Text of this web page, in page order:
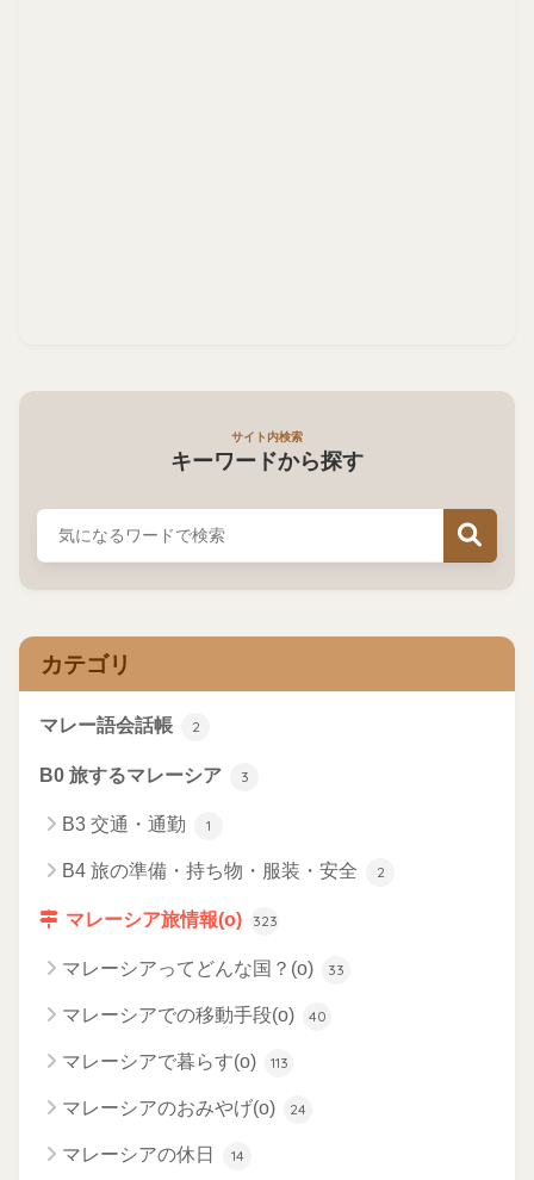
サイト内検索
キーワードから探す
カテゴリ
マレー語会話帳 2
B0 旅するマレーシア 3
B3 交通・通勤 1
B4 旅の準備・持ち物・服装・安全 2
マレーシア旅情報(o) 323
マレーシアってどんな国？(o) 33
マレーシアでの移動手段(o) 40
マレーシアで暮らす(o) 113
マレーシアのおみやげ(o) 24
マレーシアの休日 14